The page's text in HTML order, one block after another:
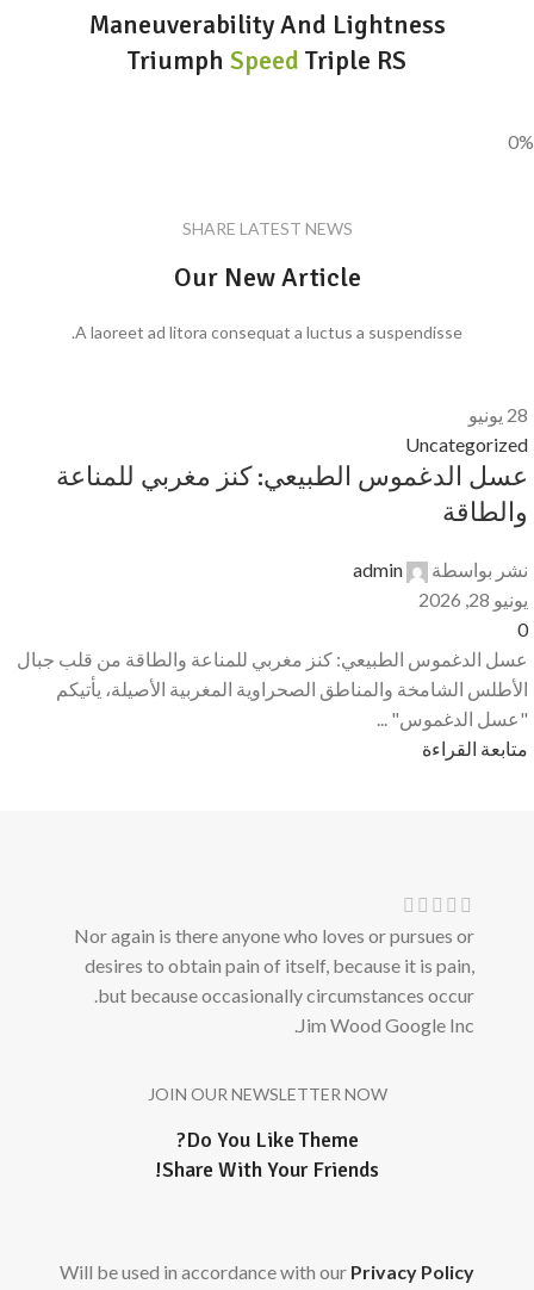
Maneuverability And Lightness
Triumph Speed Triple RS
0%
SHARE LATEST NEWS
Our New Article
A laoreet ad litora consequat a luctus a suspendisse.
28 يونيو
Uncategorized
عسل الدغموس الطبيعي: كنز مغربي للمناعة
والطاقة
نشر بواسطة
admin
يونيو 28, 2026
0
عسل الدغموس الطبيعي: كنز مغربي للمناعة والطاقة من قلب جبال
الأطلس الشامخة والمناطق الصحراوية المغربية الأصيلة، يأتيكم
"عسل الدغموس" ...
متابعة القراءة
Nor again is there anyone who loves or pursues or
desires to obtain pain of itself, because it is pain,
but because occasionally circumstances occur.
Jim WoodGoogle Inc.
JOIN OUR NEWSLETTER NOW
Do You Like Theme?
Share With Your Friends!
Will be used in accordance with our Privacy Policy